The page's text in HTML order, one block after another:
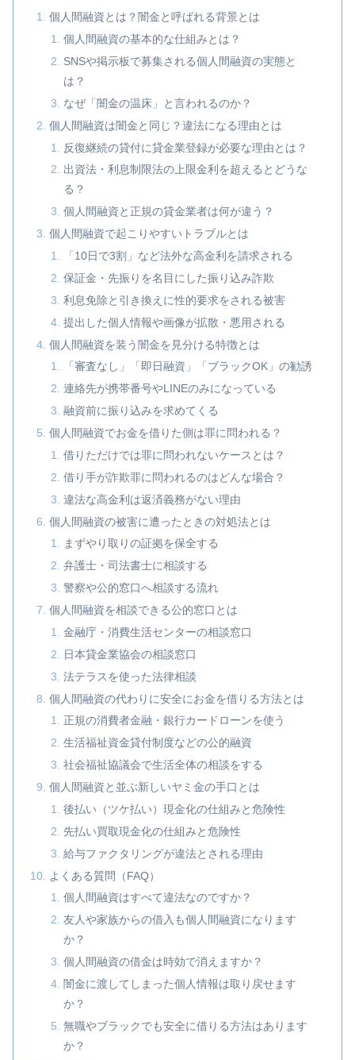
個人間融資とは？闇金と呼ばれる背景とは
個人間融資の基本的な仕組みとは？
SNSや掲示板で募集される個人間融資の実態と
は？
なぜ「闇金の温床」と言われるのか？
個人間融資は闇金と同じ？違法になる理由とは
反復継続の貸付に貸金業登録が必要な理由とは？
出資法・利息制限法の上限金利を超えるとどうな
る？
個人間融資と正規の貸金業者は何が違う？
個人間融資で起こりやすいトラブルとは
「10日で3割」など法外な高金利を請求される
保証金・先振りを名目にした振り込み詐欺
利息免除と引き換えに性的要求をされる被害
提出した個人情報や画像が拡散・悪用される
個人間融資を装う闇金を見分ける特徴とは
「審査なし」「即日融資」「ブラックOK」の勧誘
連絡先が携帯番号やLINEのみになっている
融資前に振り込みを求めてくる
個人間融資でお金を借りた側は罪に問われる？
借りただけでは罪に問われないケースとは？
借り手が詐欺罪に問われるのはどんな場合？
違法な高金利は返済義務がない理由
個人間融資の被害に遭ったときの対処法とは
まずやり取りの証拠を保全する
弁護士・司法書士に相談する
警察や公的窓口へ相談する流れ
個人間融資を相談できる公的窓口とは
金融庁・消費生活センターの相談窓口
日本貸金業協会の相談窓口
法テラスを使った法律相談
個人間融資の代わりに安全にお金を借りる方法とは
正規の消費者金融・銀行カードローンを使う
生活福祉資金貸付制度などの公的融資
社会福祉協議会で生活全体の相談をする
個人間融資と並ぶ新しいヤミ金の手口とは
後払い（ツケ払い）現金化の仕組みと危険性
先払い買取現金化の仕組みと危険性
給与ファクタリングが違法とされる理由
よくある質問（FAQ）
個人間融資はすべて違法なのですか？
友人や家族からの借入も個人間融資になります
か？
個人間融資の借金は時効で消えますか？
闇金に渡してしまった個人情報は取り戻せます
か？
無職やブラックでも安全に借りる方法はあります
か？